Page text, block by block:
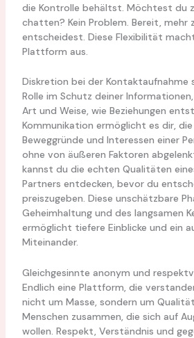
die Kontrolle behältst. Möchtest du
chatten? Kein Problem. Bereit, mehr
entscheidest. Diese Flexibilität
Plattform aus.
Diskretion bei der Kontaktaufnahme
Rolle im Schutz deiner
Art und Weise, wie Beziehungen
Kommunikation ermöglicht es dir, die
Beweggründe und Interessen einer
ohne von äußeren Faktoren
kannst du die echten Qualitäten
Partners entdecken, bevor du
preiszugeben. Diese unschätzbare
Geheimhaltung und des langsamen
ermöglicht tiefere Einblicke und ein
Miteinander.
Gleichgesinnte anonym und
Endlich eine Plattform, die
nicht um Masse, sondern um
Menschen zusammen, die sich auf
wollen. Respekt, Verständnis und